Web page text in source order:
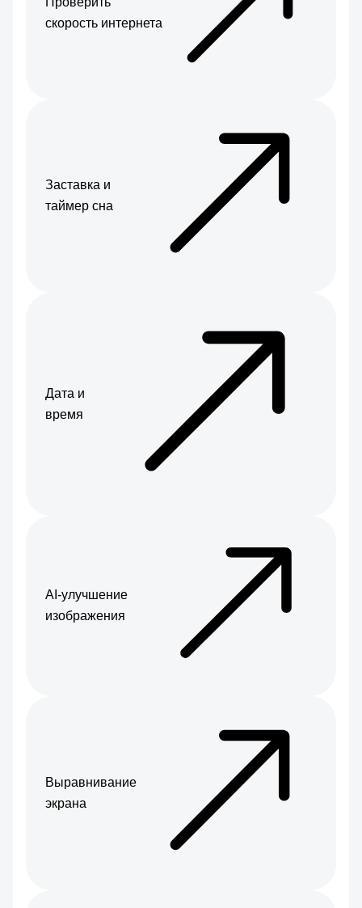
скорость интернета
Заставка и
таймер сна
Дата и
время
AI-улучшение
изображения
Выравнивание
экрана